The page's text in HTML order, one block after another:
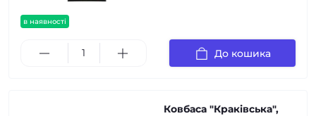
в наявності
До кошика
Ковбаса "Краківська",